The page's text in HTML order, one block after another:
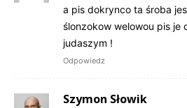
a pis dokrynco ta śroba
ślonzokow welowou pis je
judaszym !
Odpowiedz
Szymon Słowik